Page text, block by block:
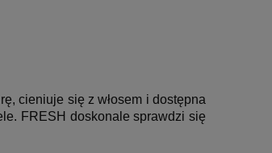
cieniuje się z włosem i dostępna
FRESH doskonale sprawdzi się